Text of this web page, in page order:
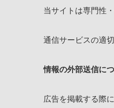
当サイトは専門性
通信サービスの適
情報の外部送信に
広告を掲載する際